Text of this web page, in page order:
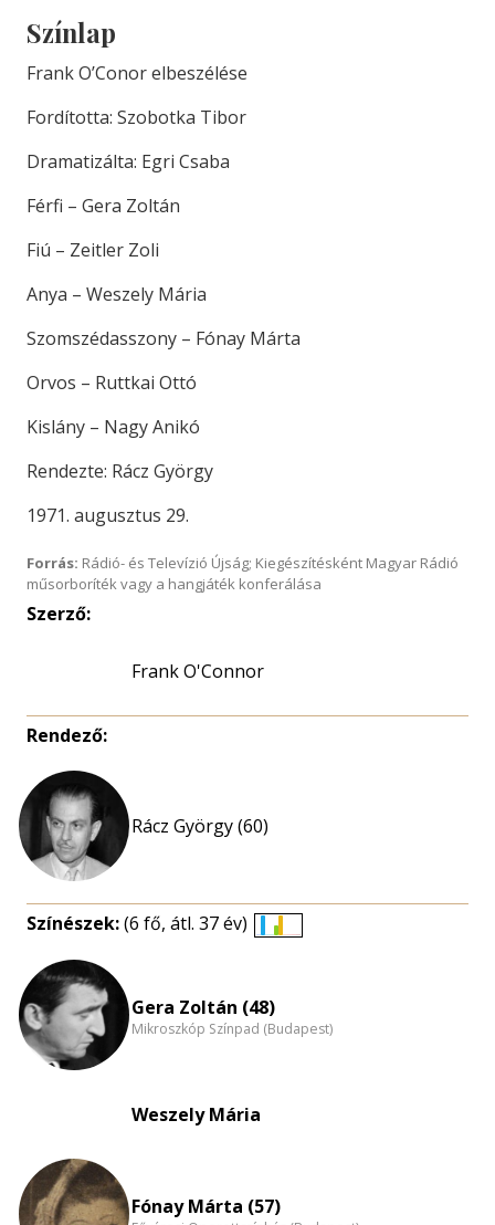
Színlap
Frank O’Conor elbeszélése
Fordította: Szobotka Tibor
Dramatizálta: Egri Csaba
Férfi – Gera Zoltán
Fiú – Zeitler Zoli
Anya – Weszely Mária
Szomszédasszony – Fónay Márta
Orvos – Ruttkai Ottó
Kislány – Nagy Anikó
Rendezte: Rácz György
1971. augusztus 29.
Forrás: Rádió- és Televízió Újság; Kiegészítésként Magyar Rádió
műsorboríték vagy a hangjáték konferálása
Szerző:
Frank O'Connor
Rendező:
Rácz György (60)
Színészek:(6 fő, átl. 37 év)
Gera Zoltán (48)
Mikroszkóp Színpad (Budapest)
Weszely Mária
Fónay Márta (57)